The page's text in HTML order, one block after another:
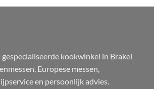
kookwinkel in Brakel
Europese messen,
en persoonlijk advies.